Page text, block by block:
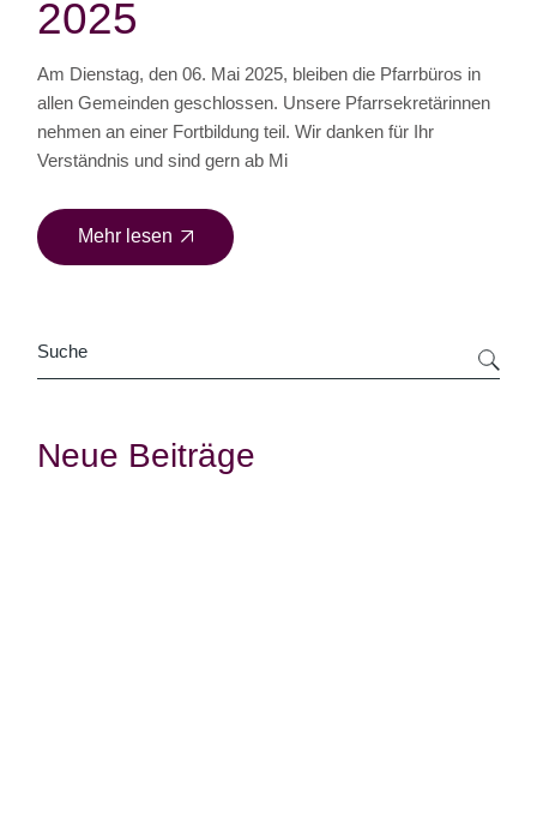
2025
Am Dienstag, den 06. Mai 2025, bleiben die Pfarrbüros in
allen Gemeinden geschlossen. Unsere Pfarrsekretärinnen
nehmen an einer Fortbildung teil. Wir danken für Ihr
Verständnis und sind gern ab Mi
Mehr lesen
Neue Beiträge